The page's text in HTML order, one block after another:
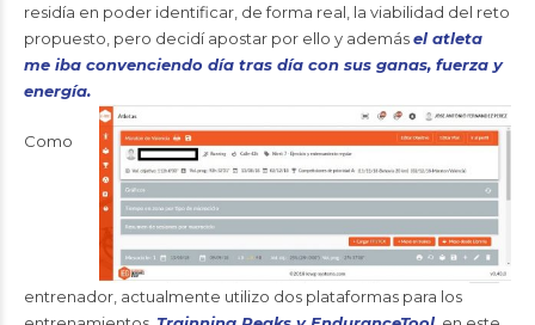
residía en poder identificar, de forma real, la viabilidad del reto
propuesto, pero decidí apostar por ello y ademásel atleta
me iba convenciendo día tras día con sus ganas, fuerza y
energía.
Como
entrenador, actualmente utilizo dos plataformas para los